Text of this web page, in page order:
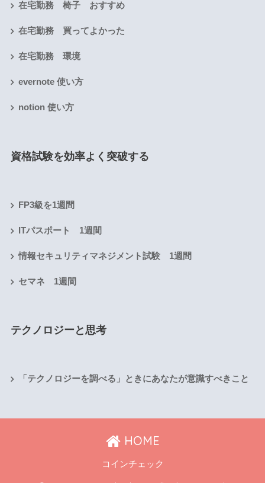
在宅勤務 椅子 おすすめ
在宅勤務 買ってよかった
在宅勤務 環境
evernote 使い方
notion 使い方
資格試験を効率よく突破する
FP3級を1週間
ITパスポート 1週間
情報セキュリティマネジメント試験 1週間
セマネ 1週間
テクノロジーと思考
「テクノロジーを調べる」ときにあなたが意識すべきこと
HOME
コインチェック